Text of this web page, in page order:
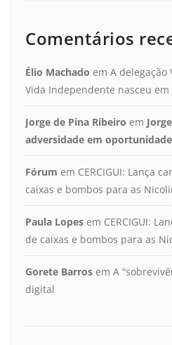
Comentários
Élio Machado em A delegação
Vida Independente nasceu em
Jorge de Pina Ribeiro em
adversidade em oportunidade
Fórum em CERCIGUI: Lança
caixas e bombos para as
Paula Lopes em CERCIGUI:
de caixas e bombos para as
Gorete Barros em A
digital